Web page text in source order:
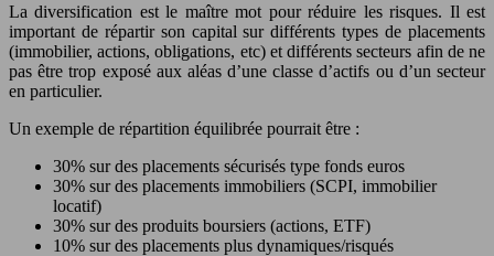
La diversification est le maître mot pour réduire les risques. Il est
important de répartir son capital sur différents types de placements
(immobilier, actions, obligations, etc) et différents secteurs afin de ne
pas être trop exposé aux aléas d’une classe d’actifs ou d’un secteur
en particulier.
Un exemple de répartition équilibrée pourrait être :
30% sur des placements sécurisés type fonds euros
30% sur des placements immobiliers (SCPI, immobilier
locatif)
30% sur des produits boursiers (actions, ETF)
10% sur des placements plus dynamiques/risqués